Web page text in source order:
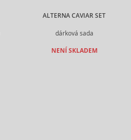
ALTERNA CAVIAR SET
dárková sada
NENÍ SKLADEM